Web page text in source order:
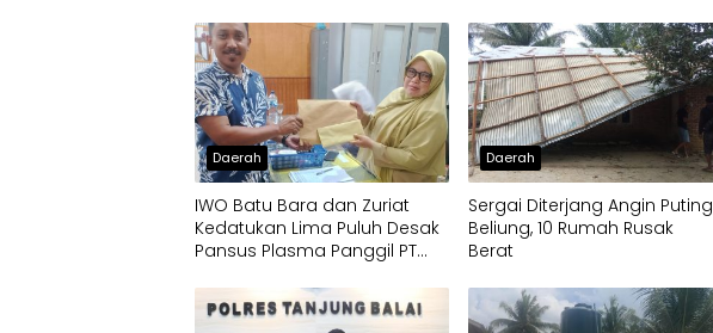
Daerah
IWO Batu Bara dan Zuriat
Kedatukan Lima Puluh Desak
Pansus Plasma Panggil PT
Penyimpangan Penerima
CPCL
Daerah
Sergai Diterjang Angin Puting
Beliung, 10 Rumah Rusak
Berat